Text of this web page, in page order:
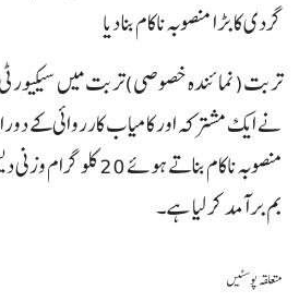
گردی کا بڑا منصوبہ ناکام بنا دیا
تربت(نمائندہ خصوصی)تربت میں
نے ایک مشترکہ اور کامیاب کارروائی کے
بم برآمد کر لیا ہے۔
متعلقہ پوسٹیں